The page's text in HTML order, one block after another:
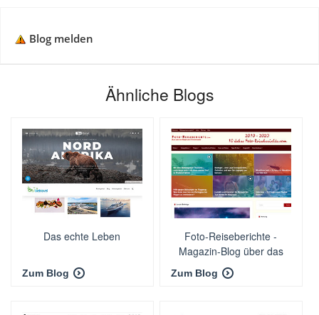
Blog melden
Ähnliche Blogs
Das echte Leben
Zum Blog
Foto-Reiseberichte -
Magazin-Blog über das
Fotografieren und Reisen
Zum Blog